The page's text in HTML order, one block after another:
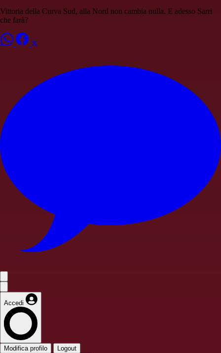
Vittoria della Curva Sud, alla Nord non cambia nulla. E adesso Sarri
che farà?
Accedi
Modifica profilo Logout